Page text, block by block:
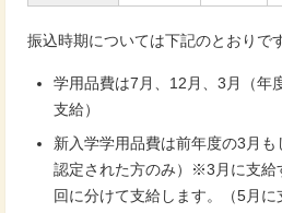
振込時期については下記のとおりで
学用品費は7月、12月、3月（年
支給）
新入学学用品費は前年度の3月
認定された方のみ）※3月に支給
回に分けて支給します。（5月